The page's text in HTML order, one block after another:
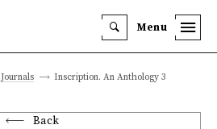
Menu
Journals Inscription. An Anthology 3
Back